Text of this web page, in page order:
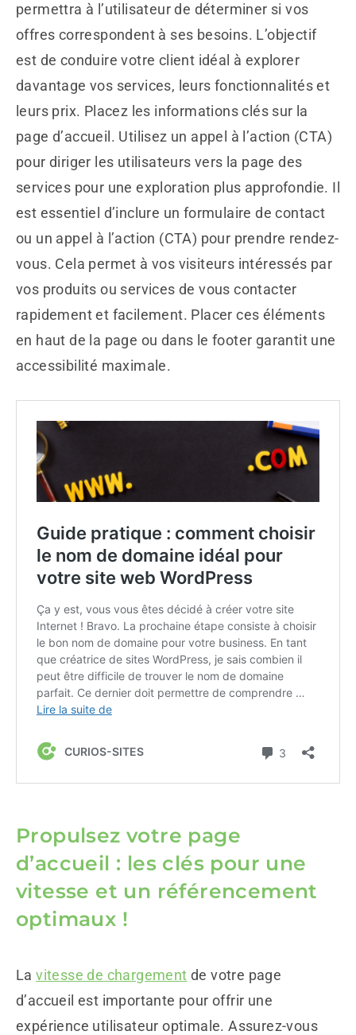
permettra à l’utilisateur de déterminer si vos
offres correspondent à ses besoins. L’objectif
est de conduire votre client idéal à explorer
davantage vos services, leurs fonctionnalités et
leurs prix. Placez les informations clés sur la
page d’accueil. Utilisez un appel à l’action (CTA)
pour diriger les utilisateurs vers la page des
services pour une exploration plus approfondie. Il
est essentiel d’inclure un formulaire de contact
ou un appel à l’action (CTA) pour prendre rendez-
vous. Cela permet à vos visiteurs intéressés par
vos produits ou services de vous contacter
rapidement et facilement. Placer ces éléments
en haut de la page ou dans le footer garantit une
accessibilité maximale.
Propulsez votre page
d’accueil : les clés pour une
vitesse et un référencement
optimaux !
Lavitesse de chargement de votre page
d’accueil est importante pour offrir une
expérience utilisateur optimale. Assurez-vous